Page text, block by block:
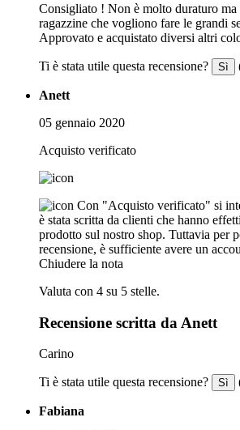
Consigliato ! Non è molto duraturo
ragazzine che vogliono fare le grandi
Approvato e acquistato diversi altri
Ti è stata utile questa recensione? Sì
Anett
05 gennaio 2020
Acquisto verificato
Con "Acquisto verificato" si
è stata scritta da clienti che hanno
prodotto sul nostro shop. Tuttavia per
recensione, è sufficiente avere un
Chiudere la nota
Valuta con 4 su 5 stelle.
Recensione scritta da Anett
Carino
Ti è stata utile questa recensione? Sì
Fabiana